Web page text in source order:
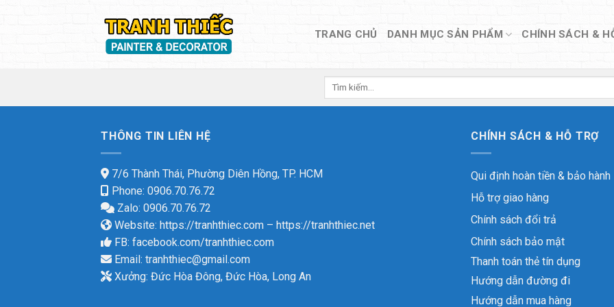
TRANG CHỦ DANH MỤC SẢN PHẨM CHÍNH SÁCH &
Tìm
THÔNG TIN LIÊN HỆ
7/6 Thành Thái, Phường Diên Hồng, TP. HCM
Phone: 0906.70.76.72
Zalo: 0906.70.76.72
Website: https://tranhthiec.com – https://tranhthiec.net
FB: facebook.com/tranhthiec.com
Email: tranhthiec@gmail.com
Xưởng: Đức Hòa Đông, Đức Hòa, Long An
CHÍNH SÁCH & HỖ TRỢ
Qui định hoàn tiền & bảo hành
Hỗ trợ giao hàng
Chính sách đổi trả
Chính sách bảo mật
Thanh toán thẻ tín dụng
Hướng dẫn đường đi
Hướng dẫn mua hàng